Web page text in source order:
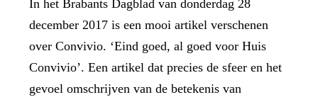
In het Brabants Dagblad van donderdag 28
december 2017 is een mooi artikel verschenen
over Convivio. ‘Eind goed, al goed voor Huis
Convivio’. Een artikel dat precies de sfeer en het
gevoel omschrijven van de betekenis van